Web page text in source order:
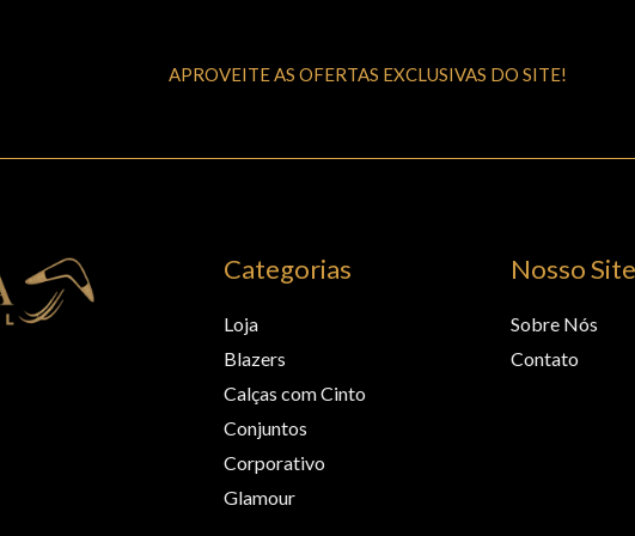
APROVEITE AS OFERTAS EXCLUSIVAS DO SITE!
Categorias
Loja
Blazers
Calças com Cinto
Conjuntos
Corporativo
Glamour
Nosso Site
Sobre Nós
Contato